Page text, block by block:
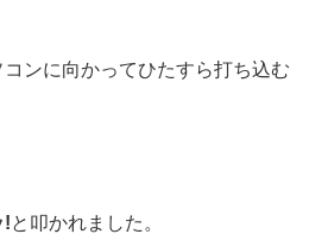
ンに向かってひたすら打ち込む
!と叩かれました。